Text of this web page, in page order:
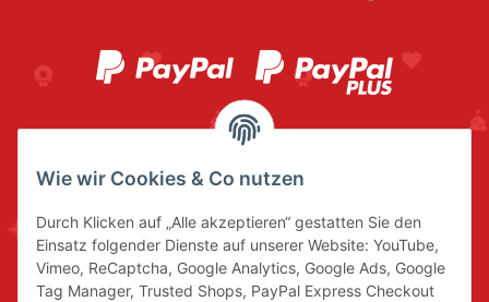
Wie wir Cookies & Co nutzen
Durch Klicken auf „Alle akzeptieren“ gestatten Sie den
Einsatz folgender Dienste auf unserer Website: YouTube,
Vimeo, ReCaptcha, Google Analytics, Google Ads, Google
Tag Manager, Trusted Shops, PayPal Express Checkout